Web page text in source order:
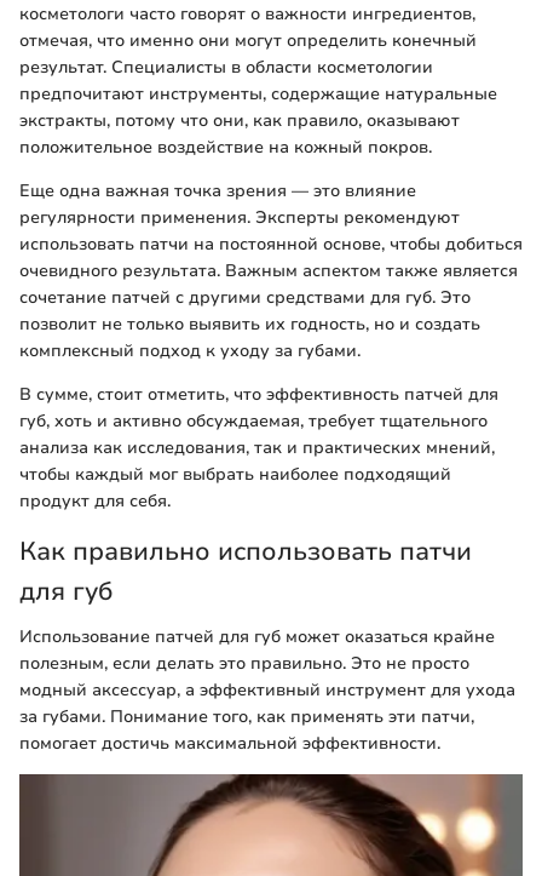
косметологи часто говорят о важности ингредиентов,
отмечая, что именно они могут определить конечный
результат. Специалисты в области косметологии
предпочитают инструменты, содержащие натуральные
экстракты, потому что они, как правило, оказывают
положительное воздействие на кожный покров.
Еще одна важная точка зрения — это влияние
регулярности применения. Эксперты рекомендуют
использовать патчи на постоянной основе, чтобы добиться
очевидного результата. Важным аспектом также является
сочетание патчей с другими средствами для губ. Это
позволит не только выявить их годность, но и создать
комплексный подход к уходу за губами.
В сумме, стоит отметить, что эффективность патчей для
губ, хоть и активно обсуждаемая, требует тщательного
анализа как исследования, так и практических мнений,
чтобы каждый мог выбрать наиболее подходящий
продукт для себя.
Как правильно использовать патчи
для губ
Использование патчей для губ может оказаться крайне
полезным, если делать это правильно. Это не просто
модный аксессуар, а эффективный инструмент для ухода
за губами. Понимание того, как применять эти патчи,
помогает достичь максимальной эффективности.